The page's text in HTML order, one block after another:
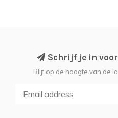
Schrijf je in
Blijf op de hoogte van de